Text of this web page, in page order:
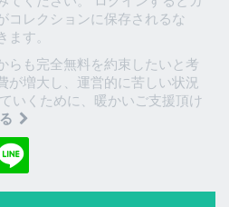
コレクションに保存されるな
ます。
らも完全無料を約束したいと考
が増大し、運営的に苦しい状況
いくために、暖かいご支援頂け